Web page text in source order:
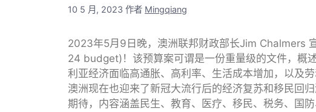
10 5 月, 2023 作者 Mingqiang
2023年5月9日晚，澳洲联邦财政部长Jim Chalmers
24 budget)！该预算案可谓是一份重量级的文件，概
利亚经济面临高通胀、高利率、生活成本增加，以及
澳洲现在也迎来了新冠大流行后的经济复苏和移民回
期待，内容涵盖民生、教育、医疗、移民、税务、国